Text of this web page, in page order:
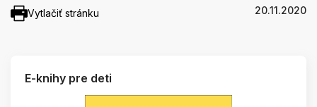
Vytlačiť stránku 20.11.2020
E-knihy pre deti